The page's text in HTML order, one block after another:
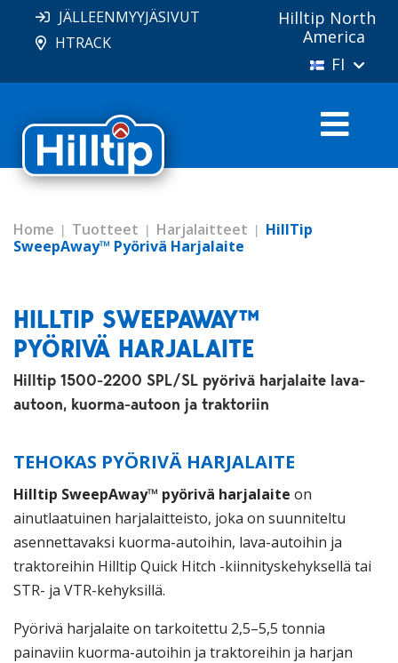
JÄLLEENMYYJÄSIVUT
HTRACK
Hilltip North
America
FI
Home Tuotteet Harjalaitteet
HillTip
SweepAway™ Pyörivä Harjalaite
HILLTIP SWEEPAWAY™
PYÖRIVÄ HARJALAITE
Hilltip 1500-2200 SPL/SL pyörivä harjalaite lava-
autoon, kuorma-autoon ja traktoriin
TEHOKAS PYÖRIVÄ HARJALAITE
Hilltip SweepAway™ pyörivä harjalaite on
ainutlaatuinen harjalaitteisto, joka on suunniteltu
asennettavaksi kuorma-autoihin, lava-autoihin ja
traktoreihin Hilltip Quick Hitch -kiinnityskehyksellä tai
STR- ja VTR-kehyksillä.
Pyörivä harjalaite on tarkoitettu 2,5–5,5 tonnia
painaviin kuorma-autoihin ja traktoreihin ja harjan